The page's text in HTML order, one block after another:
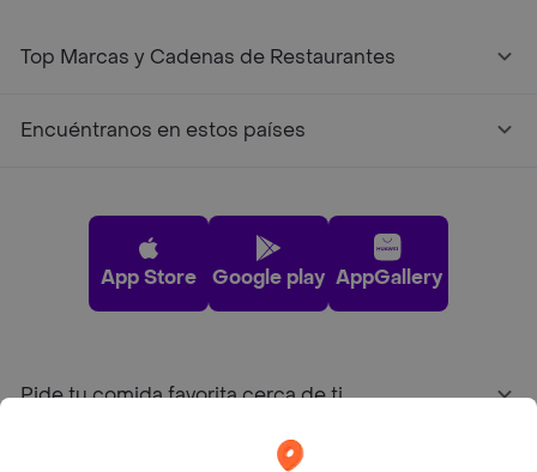
Top Marcas y Cadenas de Restaurantes
Encuéntranos en estos países
App Store Google play AppGallery
Pide tu comida favorita cerca de ti